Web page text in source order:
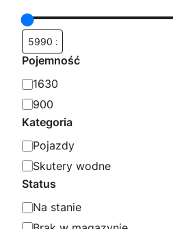
Pojemność
P
o
j
e
m
n
ś
1630
900
Kategoria
K
a
t
e
g
Pojazdy
Skutery wodne
Status
S
t
Na stanie